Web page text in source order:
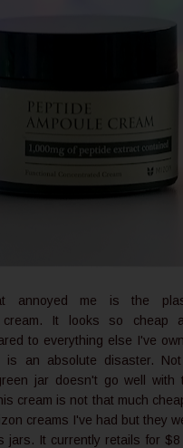
annoyed me is the
It looks so cheap
to everything else I've
is an absolute disaster.
jar doesn't go well with
cream is not that much
creams I've had but they
jars. It currently retails for $8